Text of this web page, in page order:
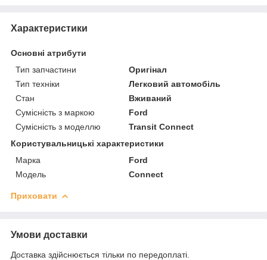
Характеристики
Основні атрибути
Тип запчастини
Оригінал
Тип техніки
Легковий автомобіль
Стан
Вживаний
Сумісність з маркою
Ford
Сумісність з моделлю
Transit Connect
Користувальницькі характеристики
Марка
Ford
Модель
Connect
Приховати
Умови доставки
Доставка здійснюється тільки по передоплаті.